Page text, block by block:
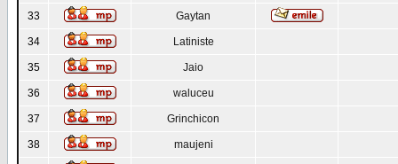
33 Gaytan
34 Latiniste
35 Jaio
36 waluceu
37 Grinchicon
38 maujeni